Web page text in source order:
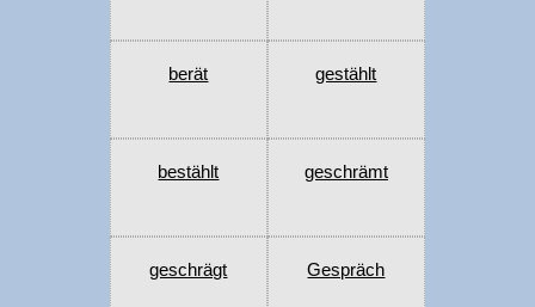
berät gestählt
bestählt geschrämt
geschrägt Gespräch